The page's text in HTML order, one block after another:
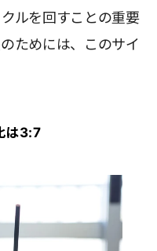
ルを回すことの重要
ためには、このサイ
は3:7